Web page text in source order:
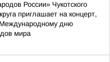
России» Чукотского
приглашает на концерт,
дню
мира